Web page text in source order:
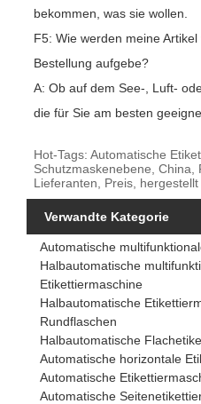
bekommen, was sie wollen.
F5: Wie werden meine
Bestellung aufgebe?
A: Ob auf dem See-, Luft-
die für Sie am besten
Hot-Tags: Automatische
Schutzmaskenebene, China,
Lieferanten, Preis, hergestellt
Verwandte Kategorie
Automatische
Halbautomatische
Etikettiermaschine
Halbautomatische
Rundflaschen
Halbautomatische
Automatische horizontale
Automatische
Automatische